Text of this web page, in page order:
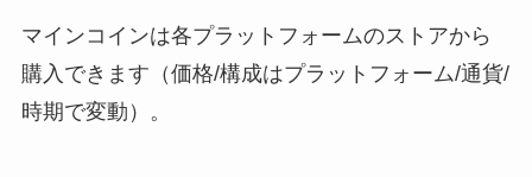
マインコインは各プラットフォームのストアから
購入できます（価格/構成はプラットフォーム/通貨/
時期で変動）。